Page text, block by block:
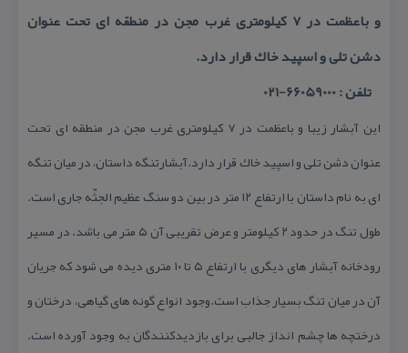
و باعظمت در ۷ كیلومتری غرب مجن در منطقه ای تحت عنوان
دشن تلی و اسپید خاك قرار دارد.
تلفن : 66059000-021
این آبشار زیبا و باعظمت در ۷ كیلومتری غرب مجن در منطقه ای تحت
عنوان دشن تلی و اسپید خاك قرار دارد.آبشارتنگه داستان، در میان تنگه
ای به نام داستان با ارتفاع ۱۲ متر در بین دو سنگ عظیم ‌الجثّه جاری است.
طول تنگ در حدود ۲ كیلومتر و عرض تقریبی آن ۵ متر می باشد. در مسیر
رودخانه آبشار های دیگری با ارتفاع ۵ تا ۱۰ متری دیده می شود كه جریان
آن در میان تنگ بسیار جذاب است.وجود انواع گونه های گیاهی، درختان و
درختچه ها چشم انداز جالبی برای بازدیدكنندگان به وجود آورده است.